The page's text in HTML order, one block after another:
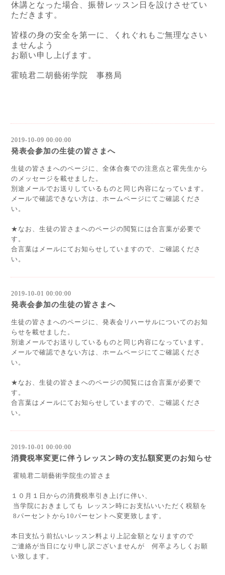
休講となった場合、振替レッスン日を設けさせてい
ただきます。
皆様の身の安全を第一に、くれぐれもご無理なさい
ませんよう
お願い申し上げます。
霍暁君二胡藝術学院 事務局
2019-10-09 00:00:00
発表会参加の生徒の皆さまへ
生徒の皆さまへのページに、全体合奏での注意点と霍先生から
のメッセージを載せました。
別途メールでお送りしているものと同じ内容になっています。
メールで確認できない方は、ホームページにてご確認くださ
い。
★なお、生徒の皆さまへのページの閲覧には合言葉が必要で
す。
合言葉はメールにてお知らせしていますので、ご確認くださ
い。
2019-10-01 00:00:00
発表会参加の生徒の皆さまへ
生徒の皆さまへのページに、発表会リハーサルについてのお知
らせを載せました。
別途メールでお送りしているものと同じ内容になっています。
メールで確認できない方は、ホームページにてご確認くださ
い。
★なお、生徒の皆さまへのページの閲覧には合言葉が必要で
す。
合言葉はメールにてお知らせしていますので、ご確認くださ
い。
2019-10-01 00:00:00
消費税率変更に伴うレッスン時の支払額変更のお知らせ
霍暁君二胡藝術学院生の皆さま
１０月１日からの消費税率引き上げに伴い、
当学院におきましても
レッスン時にお支払いいただく税額を
8パーセントから 10パーセントへ変更致します。
本日支払う前払いレッスン料より上記金額となりますので
ご連絡が当日になり申し訳ございませんが 何卒よろしくお願
い致します。